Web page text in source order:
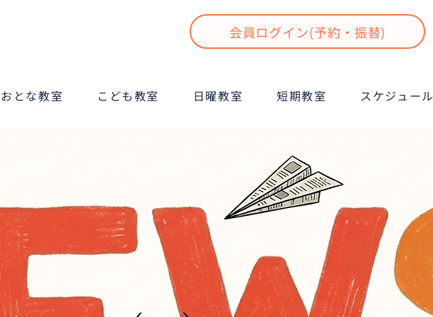
おとな教室 こども教室 日曜教室 短期教室 スケジュール
会員ログイン(予約・振替)